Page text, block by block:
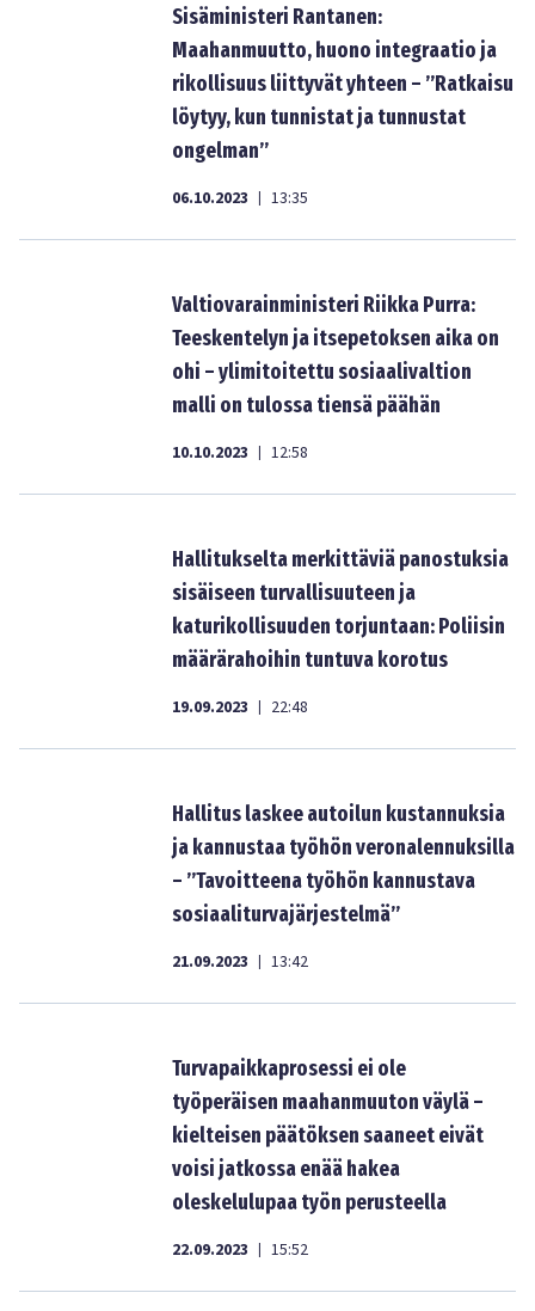
Sisäministeri Rantanen:
Maahanmuutto, huono integraatio ja
rikollisuus liittyvät yhteen – ”Ratkaisu
löytyy, kun tunnistat ja tunnustat
ongelman”
06.10.2023 | 13:35
Valtiovarainministeri Riikka Purra:
Teeskentelyn ja itsepetoksen aika on
ohi – ylimitoitettu sosiaalivaltion
malli on tulossa tiensä päähän
10.10.2023 | 12:58
Hallitukselta merkittäviä panostuksia
sisäiseen turvallisuuteen ja
katurikollisuuden torjuntaan: Poliisin
määrärahoihin tuntuva korotus
19.09.2023 | 22:48
Hallitus laskee autoilun kustannuksia
ja kannustaa työhön veronalennuksilla
– ”Tavoitteena työhön kannustava
sosiaaliturvajärjestelmä”
21.09.2023 | 13:42
Turvapaikkaprosessi ei ole
työperäisen maahanmuuton väylä –
kielteisen päätöksen saaneet eivät
voisi jatkossa enää hakea
oleskelulupaa työn perusteella
22.09.2023 | 15:52